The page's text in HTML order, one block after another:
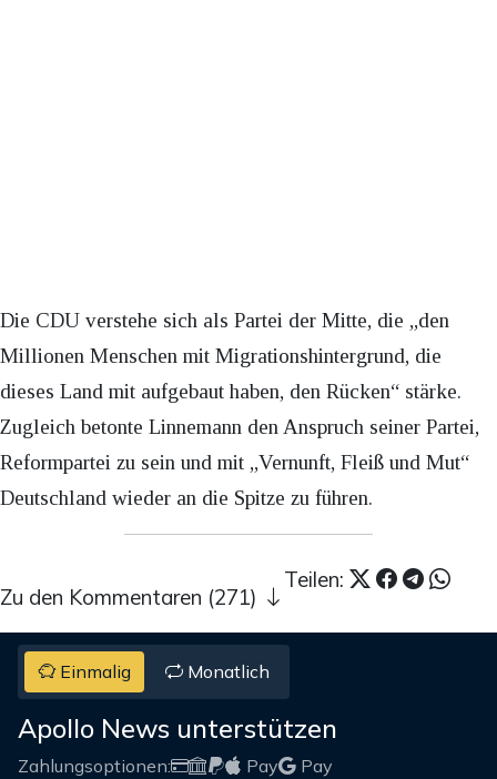
Die CDU verstehe sich als Partei der Mitte, die „den
Millionen Menschen mit Migrationshintergrund, die
dieses Land mit aufgebaut haben, den Rücken“ stärke.
Zugleich betonte Linnemann den Anspruch seiner Partei,
Reformpartei zu sein und mit „Vernunft, Fleiß und Mut“
Deutschland wieder an die Spitze zu führen.
Teilen:
Zu den Kommentaren (271)
Einmalig Monatlich
Apollo News unterstützen
Zahlungsoptionen: Pay
Pay